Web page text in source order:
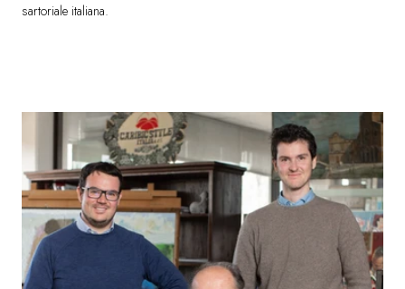
sartoriale italiana.